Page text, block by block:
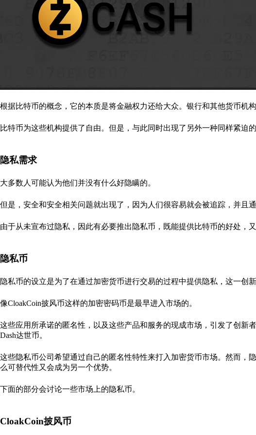
根据比特币的概念，它的本质是将金融权力还给大众。银行和其他货币机
比特币为这些机构提供了自由。但是，与此同时出现了另外一种同样紧迫
隐私需求
大多数人可能认为他们并没有什么好隐瞒的。
但是，安全和安全相关问题就出现了，因为人们很容易就会被追踪，并且
由于从未宣布过隐私，因此有必要推出隐私币，既能提供比特币的好处，
隐私币
隐私币的设立是为了在通过加密货币进行交易的过程中提供隐私，这一创
像CloakCoin披风币这样的加密密码币是最早进入市场的。
这些应用所承诺的匿名性，以及这些产品和服务的现成市场，引发了创新
Dash达世币。
这些隐私币公司希望通过自己的匿名性特性来打入加密货币市场。然而，
么可替代性又会成为另一个优势。
下面的部分会讨论一些市场上的隐私币。
CloakCoin披风币